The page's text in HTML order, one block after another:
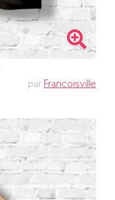
par Francoisville